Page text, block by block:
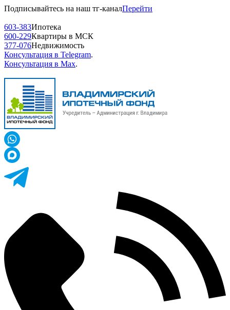
Подписывайтесь на наш тг-каналПерейти
603-383Ипотека
600-229Квартиры в МСК
377-076Недвижимость
Консультация в Telegram.
Консультация в Max.